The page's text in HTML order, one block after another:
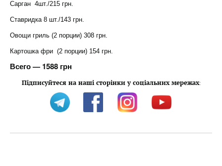
Сарган 4шт./215 грн.
Ставридка 8 шт./143 грн.
Овощи гриль (2 порции) 308 грн.
Картошка фри (2 порции) 154 грн.
Всего — 1588 грн
Підписуйтеся на наші сторінки у соціальних мережах: